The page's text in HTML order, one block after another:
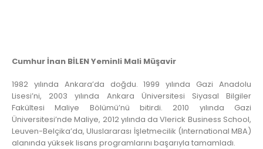
Cumhur İnan BİLEN Yeminli Mali Müşavir
1982 yılında Ankara’da doğdu. 1999 yılında Gazi Anadolu
Lisesi’ni, 2003 yılında Ankara Üniversitesi Siyasal Bilgiler
Fakültesi Maliye Bölümü’nü bitirdi. 2010 yılında Gazi
Üniversitesi’nde Maliye, 2012 yılında da Vlerick Business School,
Leuven-Belçika’da, Uluslararası İşletmecilik (International MBA)
alanında yüksek lisans programlarını başarıyla tamamladı.